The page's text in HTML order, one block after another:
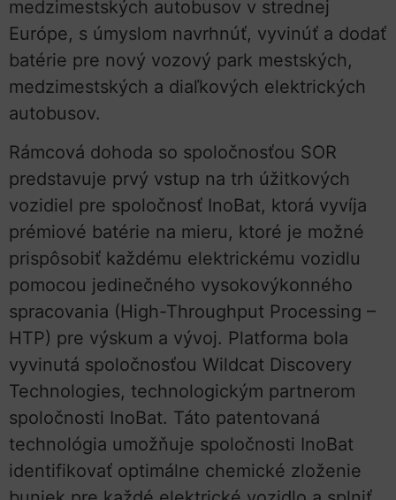
medzimestských autobusov v strednej
Európe, s úmyslom navrhnúť, vyvinúť a dodať
batérie pre nový vozový park mestských,
medzimestských a diaľkových elektrických
autobusov.
Rámcová dohoda so spoločnosťou SOR
predstavuje prvý vstup na trh úžitkových
vozidiel pre spoločnosť InoBat, ktorá vyvíja
prémiové batérie na mieru, ktoré je možné
prispôsobiť každému elektrickému vozidlu
pomocou jedinečného vysokovýkonného
spracovania (High-Throughput Processing –
HTP) pre výskum a vývoj. Platforma bola
vyvinutá spoločnosťou Wildcat Discovery
Technologies, technologickým partnerom
spoločnosti InoBat. Táto patentovaná
technológia umožňuje spoločnosti InoBat
identifikovať optimálne chemické zloženie